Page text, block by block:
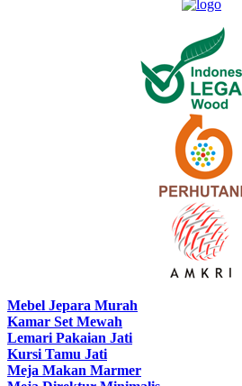
Mebel Jepara Murah
Kamar Set Mewah
Lemari Pakaian Jati
Kursi Tamu Jati
Meja Makan Marmer